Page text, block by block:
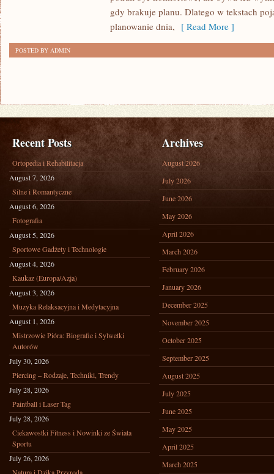
gdy brakuje planu. Dlatego w tekstach
planowanie dnia, [ Read More ]
POSTED BY ADMIN
Recent Posts
Ortopedia i Rehabilitacja
August 7, 2026
Silne i Romantyczne
August 6, 2026
Fotografia
August 5, 2026
Sportowe Gadżety i Technologie
August 4, 2026
Kaukaz (Europa/Azja)
August 3, 2026
Muzyka Relaksacyjna i Medytacyjna
August 1, 2026
Mistrzowie Pióra: Biografie i Sylwetki
Autorów
July 30, 2026
Piercing – Rodzaje, Techniki, Trendy
July 28, 2026
Paintball i Laser Tag
July 28, 2026
Ciekawostki Fitness i Nowinki ze Świata
Sportu
July 26, 2026
Archives
August 2026
July 2026
June 2026
May 2026
April 2026
March 2026
February 2026
January 2026
December 2025
November 2025
October 2025
September 2025
August 2025
July 2025
June 2025
May 2025
April 2025
March 2025